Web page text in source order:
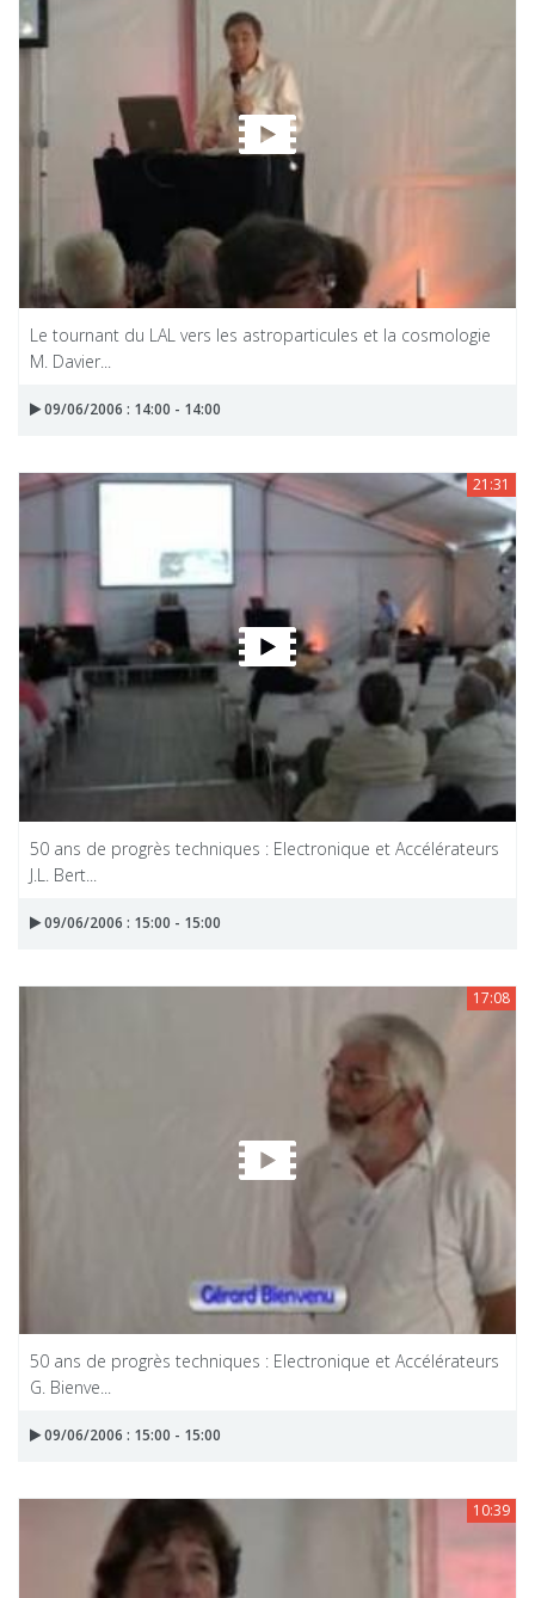
Le tournant du LAL vers les astroparticules et la cosmologie
M. Davier...
09/06/2006 : 14:00 - 14:00
21:31
50 ans de progrès techniques : Electronique et Accélérateurs
J.L. Bert...
09/06/2006 : 15:00 - 15:00
17:08
50 ans de progrès techniques : Electronique et Accélérateurs
G. Bienve...
09/06/2006 : 15:00 - 15:00
10:39